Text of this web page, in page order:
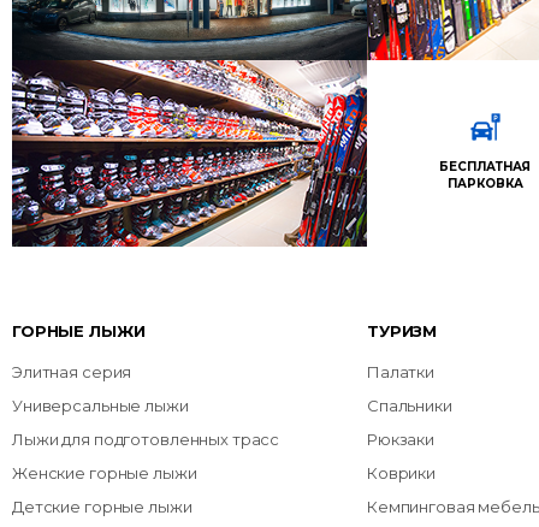
БЕСПЛАТНАЯ
ПАРКОВКА
ГОРНЫЕ ЛЫЖИ
Элитная серия
Универсальные лыжи
Лыжи для подготовленных трасс
Женские горные лыжи
Детские горные лыжи
ТУРИЗМ
Палатки
Спальники
Рюкзаки
Коврики
Кемпинговая мебель